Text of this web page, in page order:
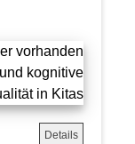
Details